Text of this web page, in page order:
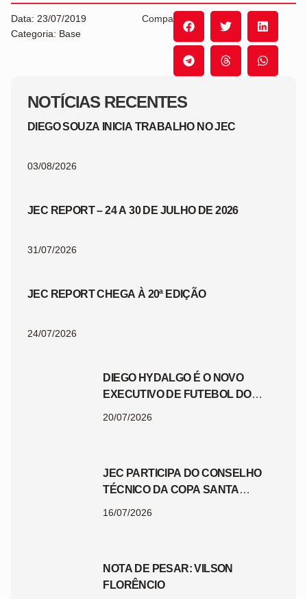
NOTÍCIAS RECENTES
DIEGO SOUZA INICIA TRABALHO NO JEC
03/08/2026
JEC REPORT – 24 A 30 DE JULHO DE 2026
31/07/2026
JEC REPORT CHEGA À 20ª EDIÇÃO
24/07/2026
DIEGO HYDALGO É O NOVO
EXECUTIVO DE FUTEBOL DO
20/07/2026
JEC PARTICIPA DO CONSELHO
TÉCNICO DA COPA SANTA
16/07/2026
NOTA DE PESAR: VILSON
FLORÊNCIO
Data: 23/07/2019
Categoria: Base
Compartilhe: